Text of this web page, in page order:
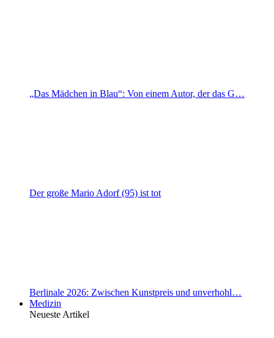
„Das Mädchen in Blau“: Von einem Autor, der das G…
Der große Mario Adorf (95) ist tot
Berlinale 2026: Zwischen Kunstpreis und unverhohl…
Medizin
Neueste Artikel